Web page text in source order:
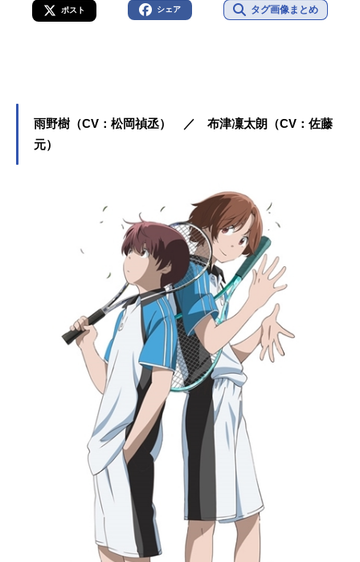
ポスト シェア タグ画像まとめ
雨野樹（CV：松岡禎丞） ／ 布津凜太朗（CV：佐藤
元）